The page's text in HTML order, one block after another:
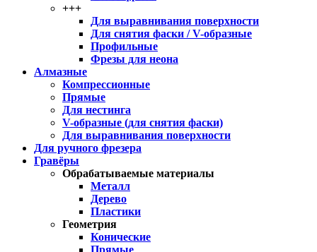
+++
Для выравнивания поверхности
Для снятия фаски / V-образные
Профильные
Фрезы для неона
Алмазные
Компрессионные
Прямые
Для нестинга
V-образные (для снятия фаски)
Для выравнивания поверхности
Для ручного фрезера
Гравёры
Обрабатываемые материалы
Металл
Дерево
Пластики
Геометрия
Конические
Прямые